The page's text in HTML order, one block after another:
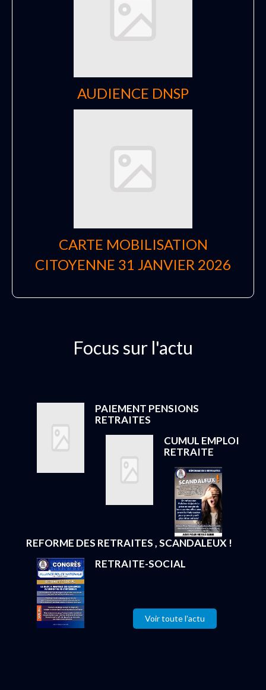
AUDIENCE DNSP
CARTE MOBILISATION
CITOYENNE 31 JANVIER 2026
Focus sur l'actu
PAIEMENT PENSIONS
RETRAITES
CUMUL EMPLOI
RETRAITE
REFORME DES RETRAITES , SCANDALEUX !
RETRAITE-SOCIAL
Voir toute l'actu